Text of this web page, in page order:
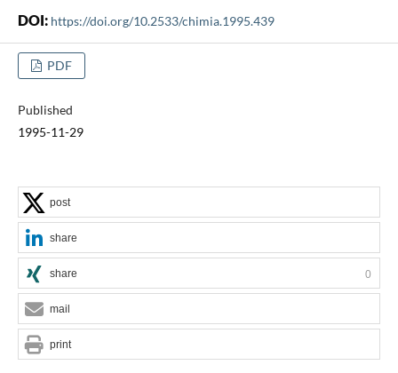
DOI: https://doi.org/10.2533/chimia.1995.439
PDF
Published
1995-11-29
post
share
share 0
mail
print